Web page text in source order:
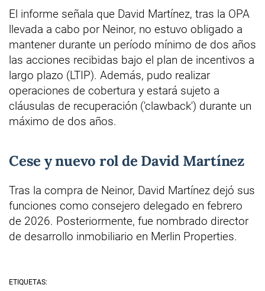
El informe señala que David Martínez, tras la OPA
llevada a cabo por Neinor, no estuvo obligado a
mantener durante un período mínimo de dos años
las acciones recibidas bajo el plan de incentivos a
largo plazo (LTIP). Además, pudo realizar
operaciones de cobertura y estará sujeto a
cláusulas de recuperación ('clawback') durante un
máximo de dos años.
Cese y nuevo rol de David Martínez
Tras la compra de Neinor, David Martínez dejó sus
funciones como consejero delegado en febrero
de 2026. Posteriormente, fue nombrado director
de desarrollo inmobiliario en Merlin Properties.
ETIQUETAS: